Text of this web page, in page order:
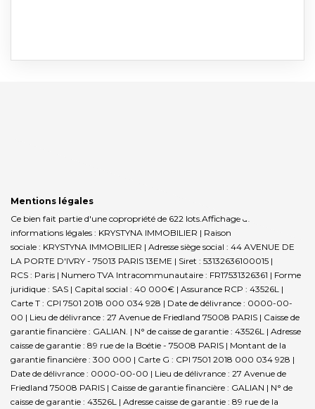
Mentions légales
Ce bien fait partie d'une copropriété de 622 lots.Affichage des
informations légales : KRYSTYNA IMMOBILIER | Raison
sociale : KRYSTYNA IMMOBILIER | Adresse siège social : 44 AVENUE DE
LA PORTE D'IVRY - 75013 PARIS 13EME | Siret : 53132636100015 |
RCS : Paris | Numero TVA Intracommunautaire : FR17531326361 | Forme
juridique : SAS | Capital social : 40 000€ | Assurance RCP : 43526L |
Carte T : CPI 7501 2018 000 034 928 | Date de délivrance : 0000-00-
00 | Lieu de délivrance : 27 Avenue de Friedland 75008 PARIS | Caisse de
garantie financière : GALIAN. | N° de caisse de garantie : 43526L | Adresse
caisse de garantie : 89 rue de la Boétie - 75008 PARIS | Montant de la
garantie financière : 300 000 | Carte G : CPI 7501 2018 000 034 928 |
Date de délivrance : 0000-00-00 | Lieu de délivrance : 27 Avenue de
Friedland 75008 PARIS | Caisse de garantie financière : GALIAN | N° de
caisse de garantie : 43526L | Adresse caisse de garantie : 89 rue de la